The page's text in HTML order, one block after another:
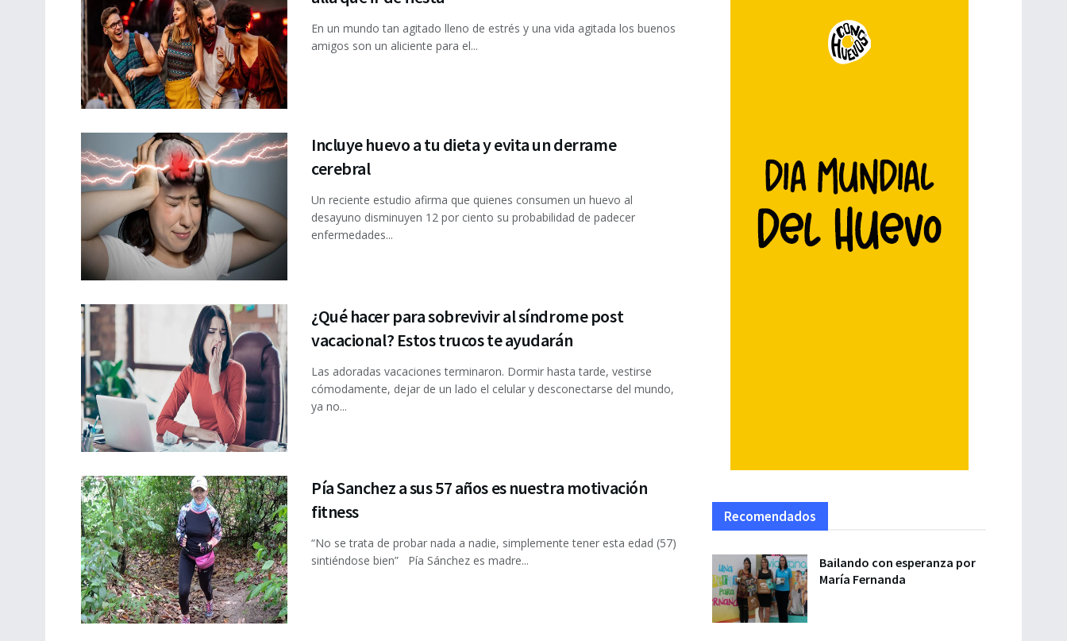
En un mundo tan agitado lleno de estrés y una vida agitada los buenos
amigos son un aliciente para el...
Incluye huevo a tu dieta y evita un derrame
cerebral
Un reciente estudio afirma que quienes consumen un huevo al
desayuno disminuyen 12 por ciento su probabilidad de padecer
enfermedades...
¿Qué hacer para sobrevivir al síndrome post
vacacional? Estos trucos te ayudarán
Las adoradas vacaciones terminaron. Dormir hasta tarde, vestirse
cómodamente, dejar de un lado el celular y desconectarse del mundo,
ya no...
Pía Sanchez a sus 57 años es nuestra motivación
fitness
“No se trata de probar nada a nadie, simplemente tener esta edad (57)
sintiéndose bien” Pía Sánchez es madre...
Recomendados
Bailando con esperanza por
María Fernanda